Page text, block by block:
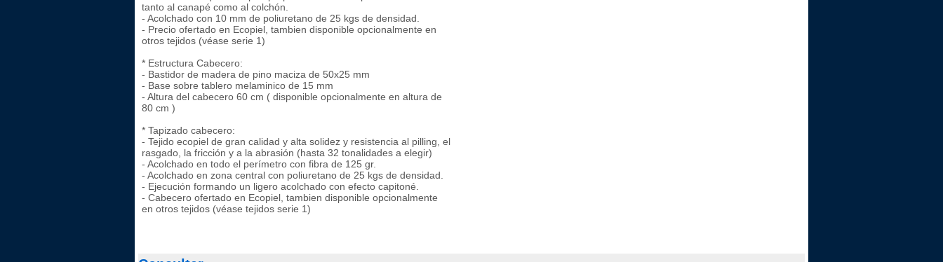
tanto al canapé como al colchón.
- Acolchado con 10 mm de poliuretano de 25 kgs de densidad.
- Precio ofertado en Ecopiel, tambien disponible opcionalmente en
otros tejidos (véase serie 1)
* Estructura Cabecero:
- Bastidor de madera de pino maciza de 50x25 mm
- Base sobre tablero melaminico de 15 mm
- Altura del cabecero 60 cm ( disponible opcionalmente en altura de
80 cm )
* Tapizado cabecero:
- Tejido ecopiel de gran calidad y alta solidez y resistencia al pilling, el
rasgado, la fricción y a la abrasión (hasta 32 tonalidades a elegir)
- Acolchado en todo el perímetro con fibra de 125 gr.
- Acolchado en zona central con poliuretano de 25 kgs de densidad.
- Ejecución formando un ligero acolchado con efecto capitoné.
- Cabecero ofertado en Ecopiel, tambien disponible opcionalmente
en otros tejidos (véase tejidos serie 1)